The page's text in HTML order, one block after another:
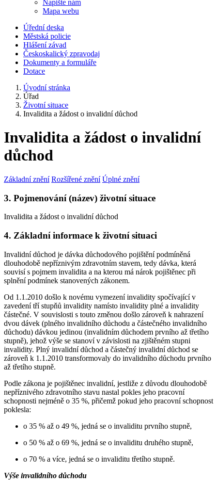
Napište nám
Mapa webu
Úřední deska
Městská policie
Hlášení závad
Českoskalický zpravodaj
Dokumenty a formuláře
Dotace
Úvodní stránka
Úřad
Životní situace
Invalidita a žádost o invalidní důchod
Invalidita a žádost o invalidní
důchod
Základní znění Rozšířené znění Úplné znění
3. Pojmenování (název) životní situace
Invalidita a žádost o invalidní důchod
4. Základní informace k životní situaci
Invalidní důchod je dávka důchodového pojištění podmíněná
dlouhodobě nepříznivým zdravotním stavem, tedy dávka, která
souvisí s pojmem invalidita a na kterou má nárok pojištěnec při
splnění podmínek stanovených zákonem.
Od 1.1.2010 došlo k novému vymezení invalidity spočívající v
zavedení tří stupňů invalidity namísto invalidity plné a invalidity
částečné. V souvislosti s touto změnou došlo zároveň k nahrazení
dvou dávek (plného invalidního důchodu a částečného invalidního
důchodu) dávkou jedinou (invalidním důchodem prvního až třetího
stupně), jehož výše se stanoví v závislosti na zjištěném stupni
invalidity. Plný invalidní důchod a částečný invalidní důchod se
zároveň k 1.1.2010 transformovaly do invalidního důchodu prvního
až třetího stupně.
Podle zákona je pojištěnec invalidní, jestliže z důvodu dlouhodobě
nepříznivého zdravotního stavu nastal pokles jeho pracovní
schopnosti nejméně o 35 %, přičemž pokud jeho pracovní schopnost
poklesla:
o 35 % až o 49 %, jedná se o invaliditu prvního stupně,
o 50 % až o 69 %, jedná se o invaliditu druhého stupně,
o 70 % a více, jedná se o invaliditu třetího stupně.
Výše invalidního důchodu